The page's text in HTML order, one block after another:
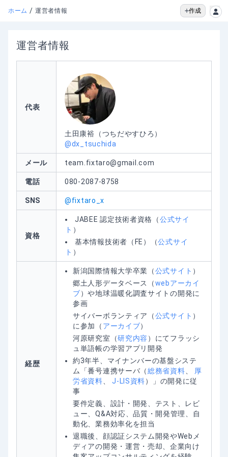
ホーム / 運営者情報 作成
運営者情報
代表
土田康裕（つちだやすひろ）
@dx_tsuchida
メール team.fixtaro@gmail.com
電話 080-2087-8758
SNS @fixtaro_x
資格
JABEE 認定技術者資格（公式サイ
ト ）
基本情報技術者（FE）（公式サイ
ト ）
経歴
新潟国際情報大学卒業（公式サイト ）
郷土人形データベース（webアーカイ
ブ）や地球温暖化調査サイトの開発に
参画
サイバーボランティア（公式サイト ）
に参加（ アーカイブ）
河原研究室（研究内容 ）にてフラッシ
ュ単語帳の学習アプリ開発
約3年半、マイナンバーの基盤システ
ム「番号連携サーバ（総務省資料
厚
労省資料
J-LIS資料）」の開発に従
事
要件定義、設計・開発、テスト、レビ
ュー、Q&A対応、品質・開発管理、自
動化、業務効率化を担当
退職後、顔認証システム開発やWebメ
ディアの開発・運営・売却、企業向け